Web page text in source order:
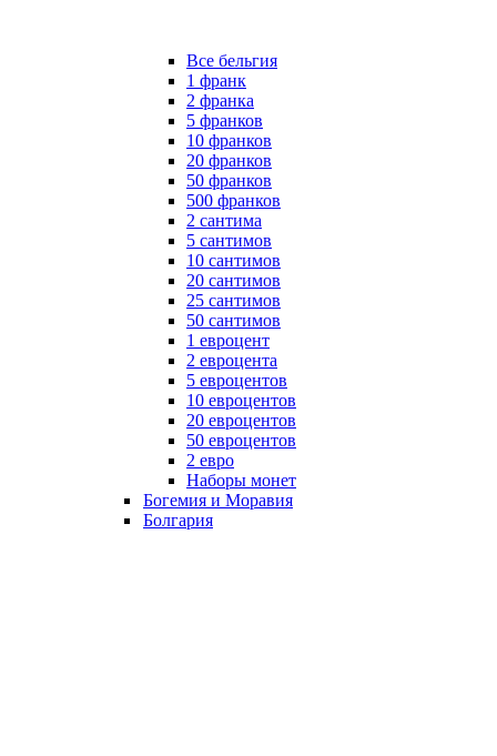
Все бельгия
1 франк
2 франка
5 франков
10 франков
20 франков
50 франков
500 франков
2 сантима
5 сантимов
10 сантимов
20 сантимов
25 сантимов
50 сантимов
1 евроцент
2 евроцента
5 евроцентов
10 евроцентов
20 евроцентов
50 евроцентов
2 евро
Наборы монет
Богемия и Моравия
Болгария